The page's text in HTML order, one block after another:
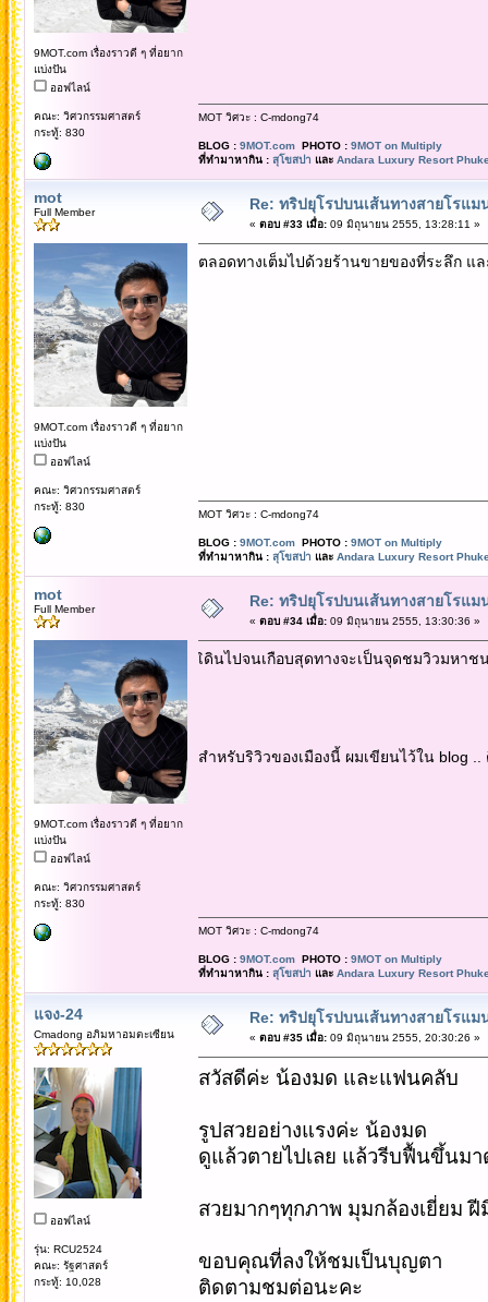
9MOT.com เรื่องราวดี ๆ ที่อยาก
แบ่งปัน
ออฟไลน์
คณะ: วิศวกรรมศาสตร์
กระทู้: 830
MOT วิศวะ : C-mdong74
BLOG : 9MOT.comPHOTO : 9MOT on Multiply
ที่ทำมาหากิน : สุโขสปา และ Andara Luxury Resort
mot
Full Member
9MOT.com เรื่องราวดี ๆ ที่อยาก
แบ่งปัน
ออฟไลน์
คณะ: วิศวกรรมศาสตร์
กระทู้: 830
Re: ทริปยุโรปบนเส้นทางสายโรแม
« ตอบ #33 เมื่อ:09 มิถุนายน 2555, 13:28:11 »
ตลอดทางเต็มไปด้วยร้านขายของที่ระลึก แ
MOT วิศวะ : C-mdong74
BLOG : 9MOT.comPHOTO : 9MOT on Multiply
ที่ทำมาหากิน : สุโขสปา และ Andara Luxury Resort
mot
Full Member
9MOT.com เรื่องราวดี ๆ ที่อยาก
แบ่งปัน
ออฟไลน์
คณะ: วิศวกรรมศาสตร์
กระทู้: 830
Re: ทริปยุโรปบนเส้นทางสายโรแม
« ตอบ #34 เมื่อ:09 มิถุนายน 2555, 13:30:36 »
เิดินไปจนเกือบสุดทางจะเป็นจุดชมวิวมหาช
สำหรับริวิวของเมืองนี้ ผมเขียนไว้ใน blog
MOT วิศวะ : C-mdong74
BLOG : 9MOT.comPHOTO : 9MOT on Multiply
ที่ทำมาหากิน : สุโขสปา และ Andara Luxury Resort
แจง-24
Cmadong อภิมหาอมตะเซียน
ออฟไลน์
รุ่น: RCU2524
คณะ: รัฐศาสตร์
กระทู้: 10,028
Re: ทริปยุโรปบนเส้นทางสายโรแม
« ตอบ #35 เมื่อ:09 มิถุนายน 2555, 20:30:26 »
สวัสดีค่ะ น้องมด และแฟนคลับ
รูปสวยอย่างแรงค่ะ น้องมด
ดูแล้วตายไปเลย แล้วรีบฟื้นขึ้นมา
สวยมากๆทุกภาพ มุมกล้องเยี่ยม ฝี
ขอบคุณที่ลงให้ชมเป็นบุญตา
ติดตามชมต่อนะคะ